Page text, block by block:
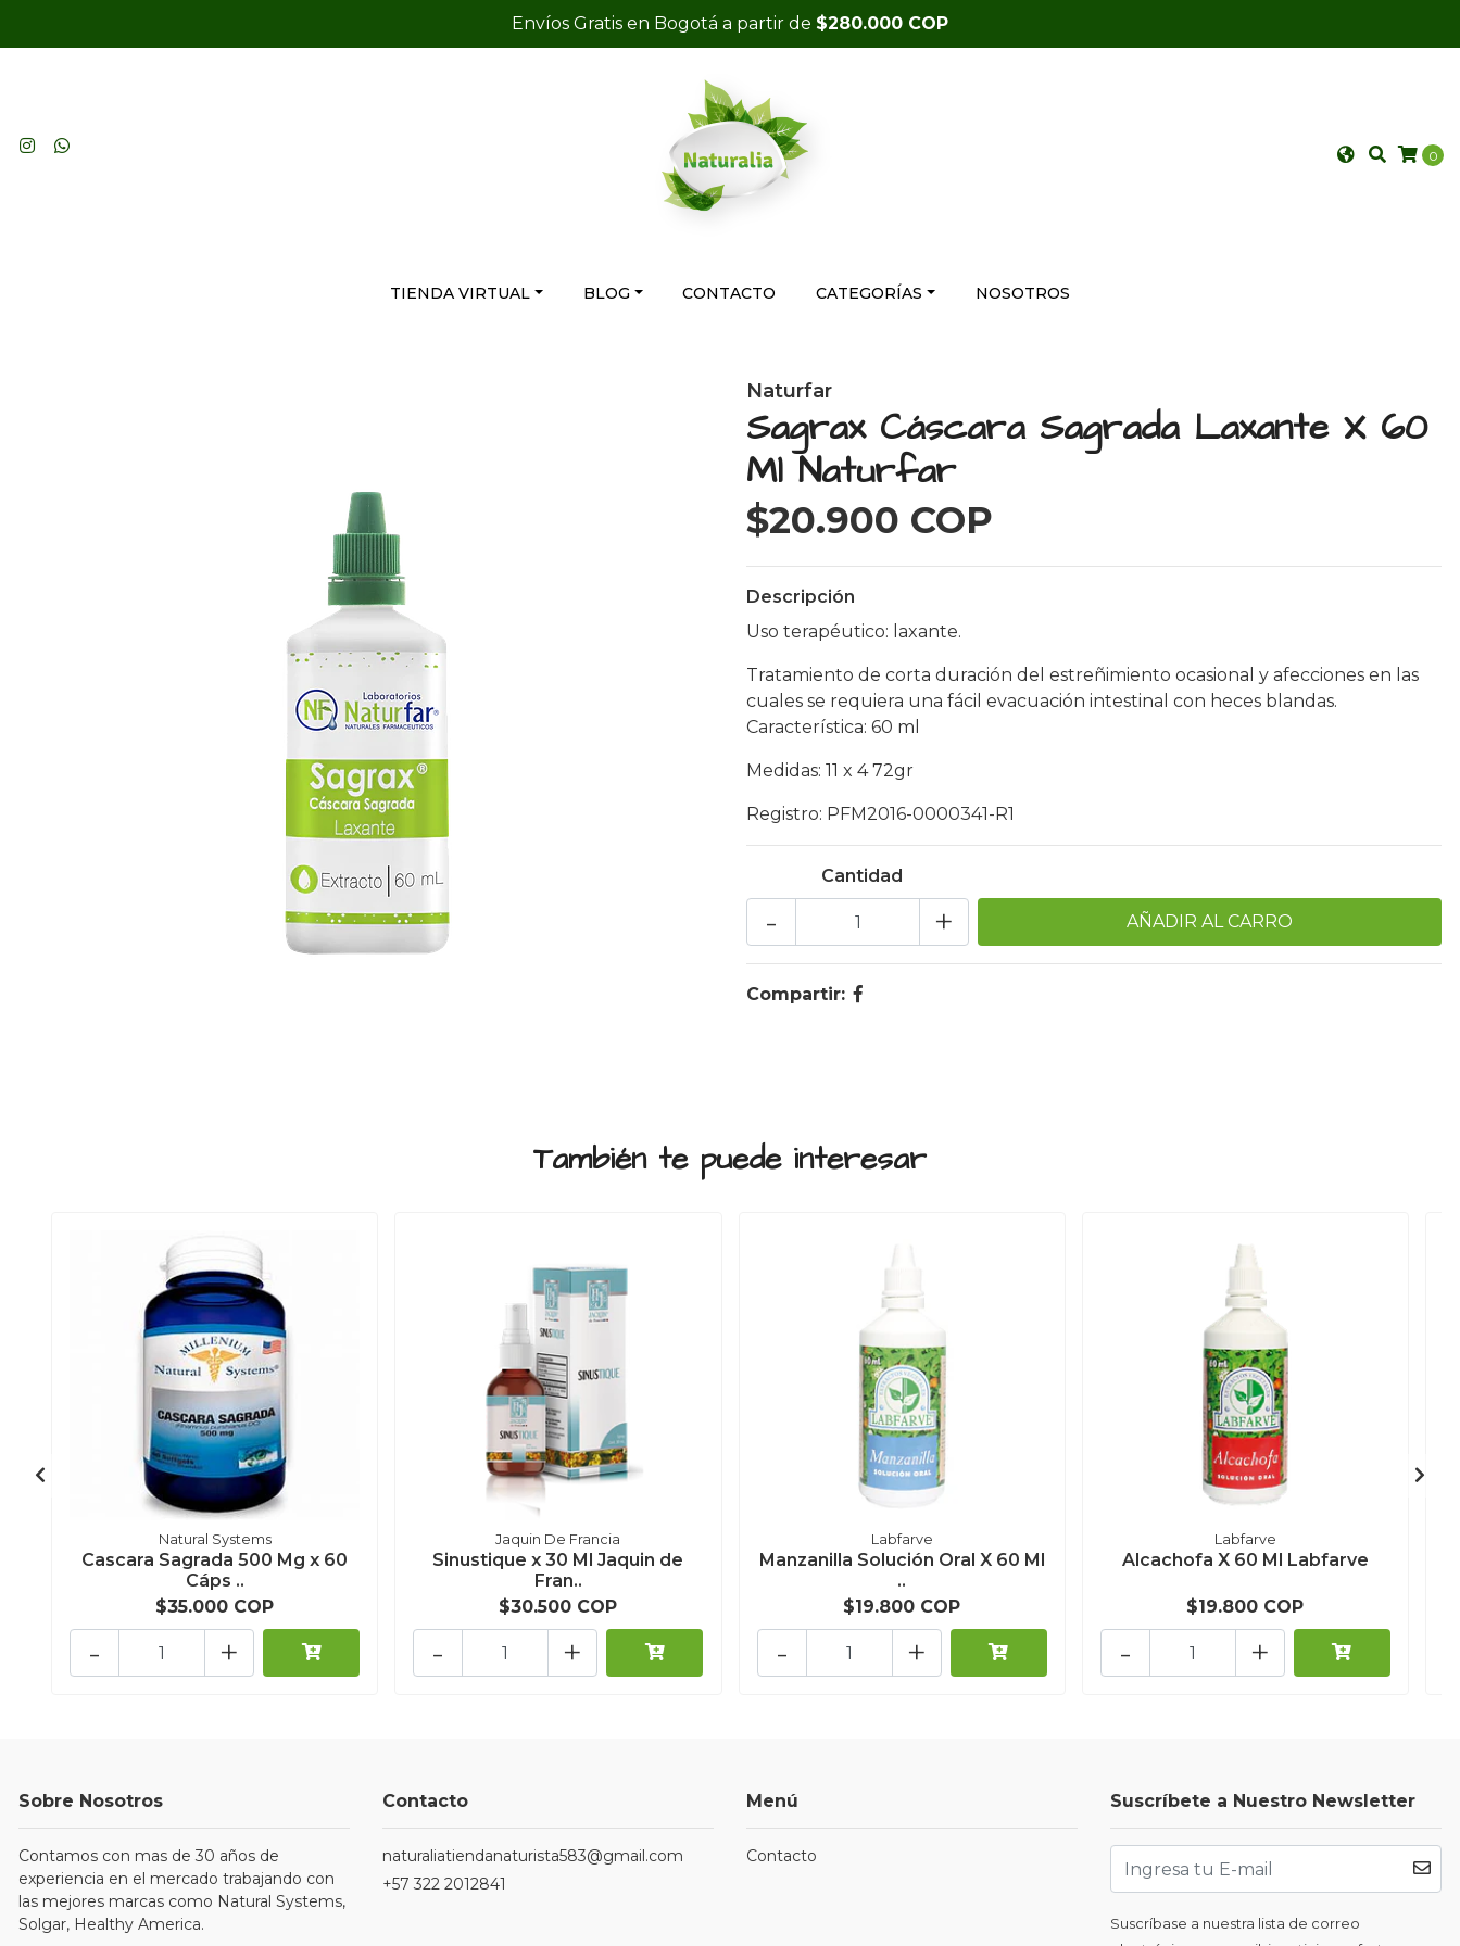
Envíos Gratis en Bogotá a partir de $280.000 COP
0
TIENDA VIRTUAL BLOG CONTACTO CATEGORÍAS NOSOTROS
Naturfar
Sagrax Cáscara Sagrada Laxante X 60
Ml Naturfar
$20.900 COP
Descripción
Uso terapéutico: laxante.
Tratamiento de corta duración del estreñimiento ocasional y afecciones en las
cuales se requiera una fácil evacuación intestinal con heces blandas.
Característica: 60 ml
Medidas: 11 x 4 72gr
Registro: PFM2016-0000341-R1
Cantidad
+
-
Compartir:
También te puede interesar
Natural Systems
Cascara Sagrada 500 Mg x 60
Cáps ..
$35.000 COP
+
-
Jaquin De Francia
Sinustique x 30 Ml Jaquin de
Fran..
$30.500 COP
+
-
Labfarve
Manzanilla Solución Oral X 60 Ml
..
$19.800 COP
+
-
Labfarve
Alcachofa X 60 Ml Labfarve
$19.800 COP
+
-
Sobre Nosotros
Contamos con mas de 30 años de
experiencia en el mercado trabajando con
las mejores marcas como Natural Systems,
Solgar, Healthy America.
Contacto
naturaliatiendanaturista583@gmail.com
+57 322 2012841
Menú
Contacto
Suscríbete a Nuestro Newsletter
Suscríbase a nuestra lista de correo